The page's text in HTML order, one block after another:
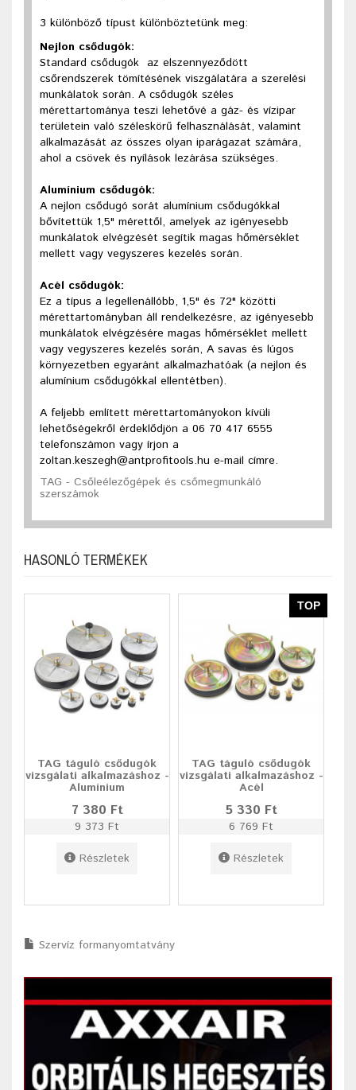
3 különböző típust különböztetünk meg:
Nejlon csődugók:
Standard csődugók az elszennyeződött
csőrendszerek tömítésének viszgálatára a szerelési
munkálatok során. A csődugók széles
mérettartománya teszi lehetővé a gáz- és vízipar
területein való széleskörű felhasználását, valamint
alkalmazását az összes olyan iparágazat számára,
ahol a csövek és nyílások lezárása szükséges.
Alumínium csődugók:
A nejlon csődugó sorát alumínium csődugókkal
bővítettük 1,5" mérettől, amelyek az igényesebb
munkálatok elvégzését segítik magas hőmérséklet
mellett vagy vegyszeres kezelés során.
Acél csődugók:
Ez a típus a legellenállóbb, 1,5" és 72" közötti
mérettartományban áll rendelkezésre, az igényesebb
munkálatok elvégzésére magas hőmérséklet mellett
vagy vegyszeres kezelés során, A savas és lúgos
környezetben egyaránt alkalmazhatóak (a nejlon és
alumínium csődugókkal ellentétben).
A feljebb említett mérettartományokon kívüli
lehetőségekről érdeklődjön a 06 70 417 6555
telefonszámon vagy írjon a
zoltan.keszegh@antprofitools.hu e-mail címre.
TAG - Csőleélezőgépek és csőmegmunkáló
szerszámok
HASONLÓ TERMÉKEK
TAG táguló csődugók
vizsgálati alkalmazáshoz -
Alumínium
7 380 Ft
9 373 Ft
Részletek
TOP
TAG táguló csődugók
vizsgálati alkalmazáshoz -
Acél
5 330 Ft
6 769 Ft
Részletek
Szervíz formanyomtatvány